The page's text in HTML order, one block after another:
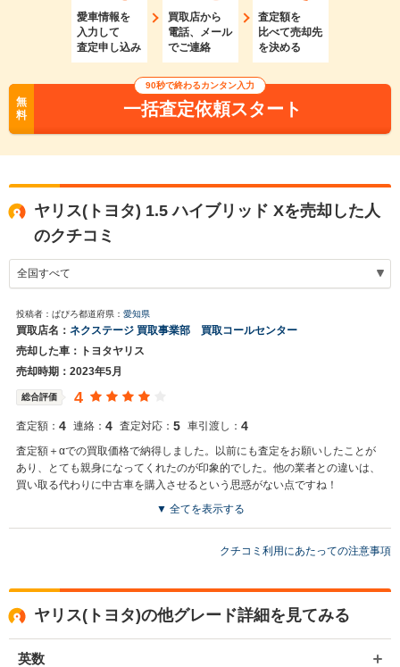
愛車情報を
入力して
査定申し込み
買取店から
電話、メール
でご連絡
査定額を
比べて売却先
を決める
無
料
90秒で終わるカンタン入力
一括査定依頼スタート
ヤリス(トヨタ) 1.5 ハイブリッド Xを売却した人
のクチコミ
投稿者：ぱぴろ都道府県： 愛知県
買取店名： ネクステージ 買取事業部 買取コールセンター
売却した車：トヨタヤリス
売却時期：2023年5月
総合評価 4
査定額： 4 連絡： 4 査定対応： 5 車引渡し： 4
査定額＋αでの買取価格で納得しました。以前にも査定をお願いしたことが
あり、とても親身になってくれたのが印象的でした。他の業者との違いは、
買い取る代わりに中古車を購入させるという思惑がない点ですね！
買取店からの返信
お世話になっております。 株式会社ネクステージでございます。 この
ております。
▼ 全てを表示する
クチコミ利用にあたっての注意事項
ヤリス(トヨタ)の他グレード詳細を見てみる
英数